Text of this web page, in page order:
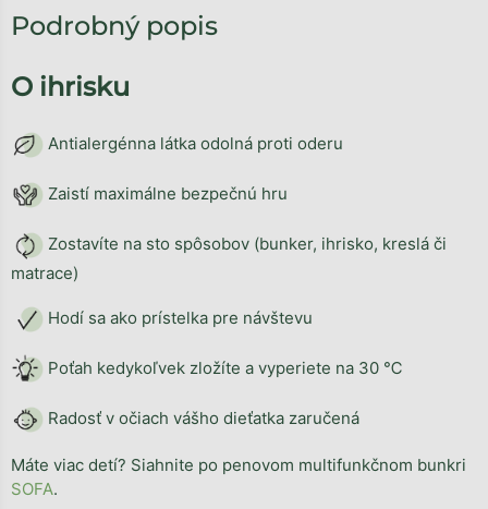
Podrobný popis
O ihrisku
Antialergénna látka odolná proti oderu
Zaistí maximálne bezpečnú hru
Zostavíte na sto spôsobov (bunker, ihrisko, kreslá či
matrace)
Hodí sa ako prístelka pre návštevu
Poťah kedykoľvek zložíte a vyperiete na 30 ℃
Radosť v očiach vášho dieťatka zaručená
Máte viac detí? Siahnite po penovom multifunkčnom bunkri
SOFA.